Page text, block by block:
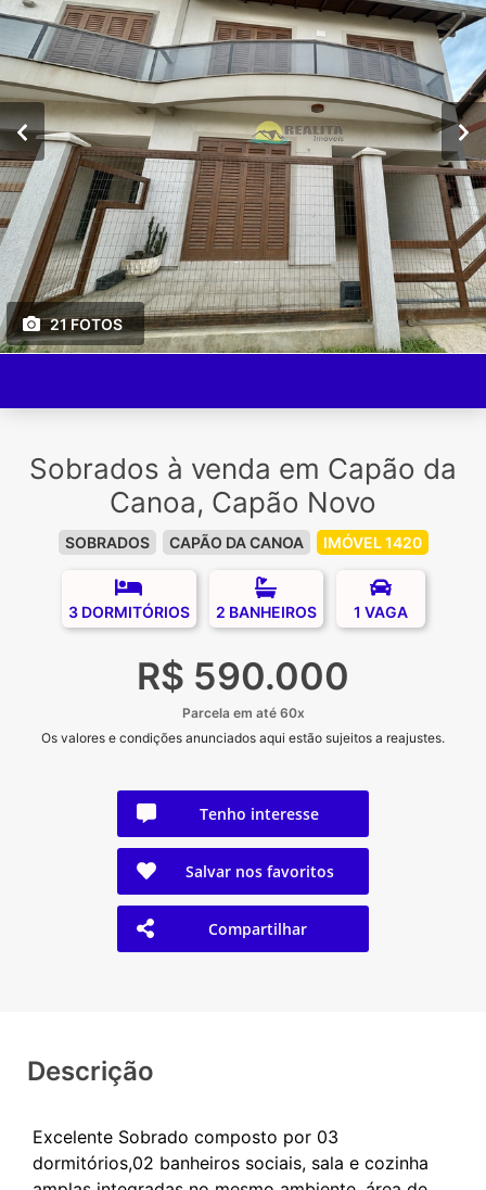
21 FOTOS
Sobrados à venda em Capão da
Canoa, Capão Novo
SOBRADOS CAPÃO DA CANOA IMÓVEL 1420
3 DORMITÓRIOS 2 BANHEIROS 1 VAGA
R$ 590.000
Parcela em até 60x
Os valores e condições anunciados aqui estão sujeitos a reajustes.
Tenho interesse
Salvar nos favoritos
Compartilhar
Descrição
Excelente Sobrado composto por 03
dormitórios,02 banheiros sociais, sala e cozinha